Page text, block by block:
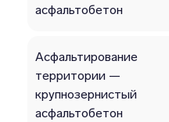
асфальтобетон
Асфальтирование
территории —
крупнозернистый
асфальтобетон